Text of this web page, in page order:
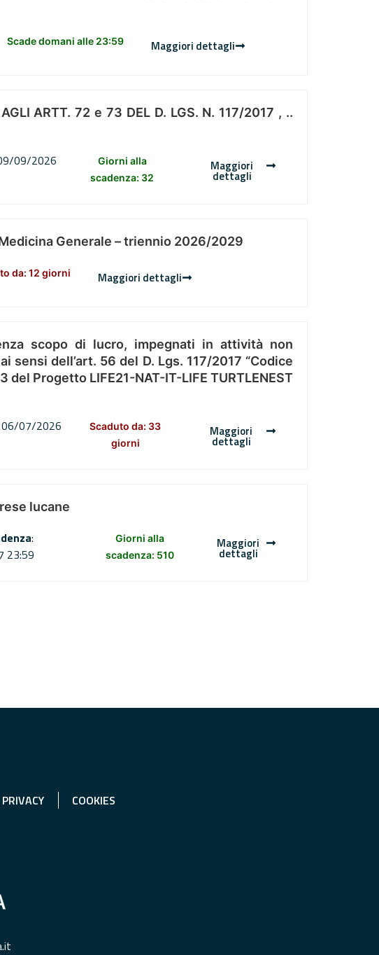
Scade domani alle 23:59 Maggiori dettagli
ARTT. 72 e 73 DEL D. LGS. N. 117/2017 , ..
09/2026
Giorni alla
scadenza: 32
Maggiori
dettagli
Generale – triennio 2026/2029
da: 12 giorni Maggiori dettagli
scopo di lucro, impegnati in attività non
dell’art. 56 del D. Lgs. 117/2017 “Codice
Progetto LIFE21-NAT-IT-LIFE TURTLENEST
06/07/2026
Scaduto da: 33
giorni
Maggiori
dettagli
lucane
:
23:59
Giorni alla
scadenza: 510
Maggiori
dettagli
PRIVACY COOKIES